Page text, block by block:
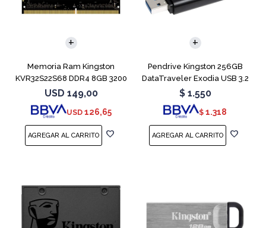
Memoria Ram Kingston
KVR32S22S68 DDR4 8GB 3200
MHz Sodimm
USD 149,00
USD 126,65
Pendrive Kingston 256GB
DataTraveler Exodia USB 3.2
$ 1.550
$ 1.318